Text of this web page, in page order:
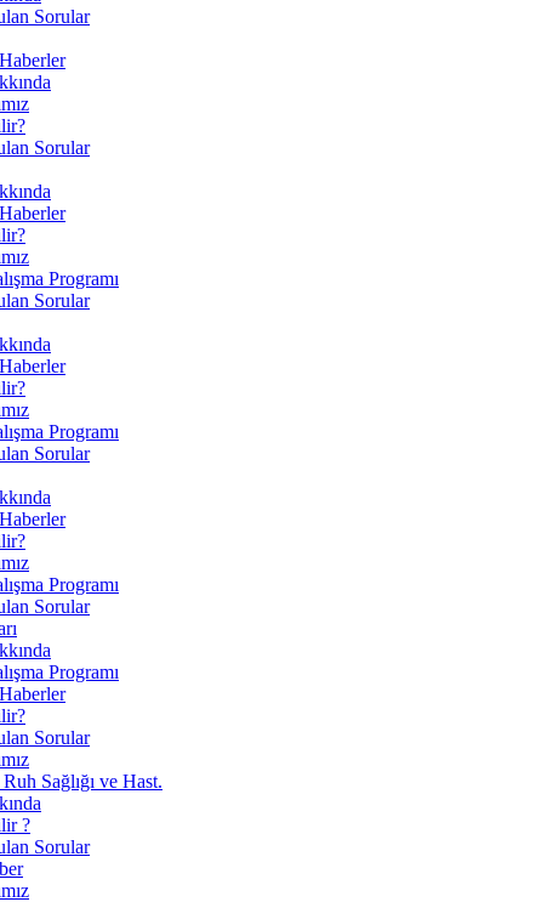
Sorular
Sorular
Programı
Sorular
Programı
Sorular
Programı
Sorular
Programı
Sorular
Sağlığı ve Hast.
?
Sorular